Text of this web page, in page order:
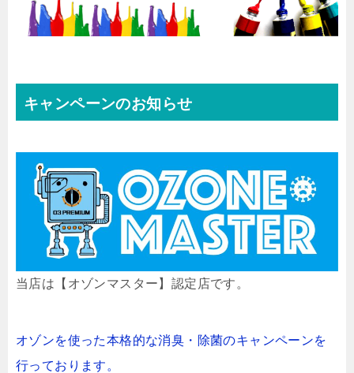
キャンペーンのお知らせ
当店は【オゾンマスター】認定店です。
オゾンを使った本格的な消臭・除菌のキャンペーンを
行っております。